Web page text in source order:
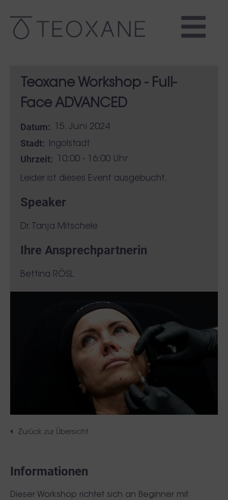
Zurück zur Übersicht
Informationen
Dieser Workshop richtet sich an Beginner mit
Teoxane Workshop - Full-
Face ADVANCED
Datum: 15. Juni 2024
Stadt: Ingolstadt
Uhrzeit: 10:00 - 16:00 Uhr
Leider ist dieses Event ausgebucht.
Speaker
Dr. Tanja Mitschele
Ihre Ansprechpartnerin
Bettina RÖSL